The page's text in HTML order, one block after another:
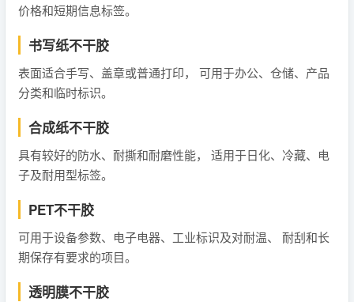
价格和短期信息标签。
书写纸不干胶
表面适合手写、盖章或普通打印， 可用于办公、仓储、产品
分类和临时标识。
合成纸不干胶
具有较好的防水、耐撕和耐磨性能， 适用于日化、冷藏、电
子及耐用型标签。
PET不干胶
可用于设备参数、电子电器、工业标识及对耐温、 耐刮和长
期保存有要求的项目。
透明膜不干胶